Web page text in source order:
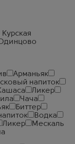
Курская
Арманьяк
напиток
Ликер
Чача
Биттер
Водка
Ликер
Мескаль